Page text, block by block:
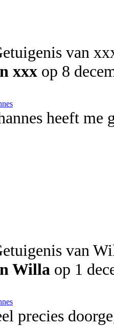
xxx op 8
heeft me
Willa op 1
precies